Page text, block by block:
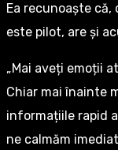
Ea recunoaște
este pilot, are și
„Mai aveți emoții
Chiar mai înainte
informațiile rapid
ne calmăm